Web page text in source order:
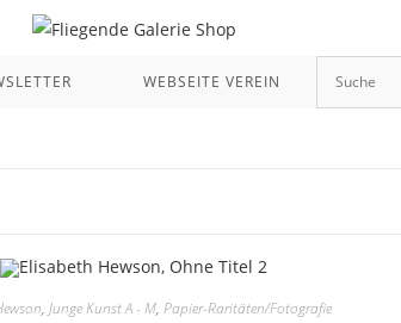
WEBSEITE VEREIN
,Junge Kunst A - M,Papier-Raritäten/Fotografie